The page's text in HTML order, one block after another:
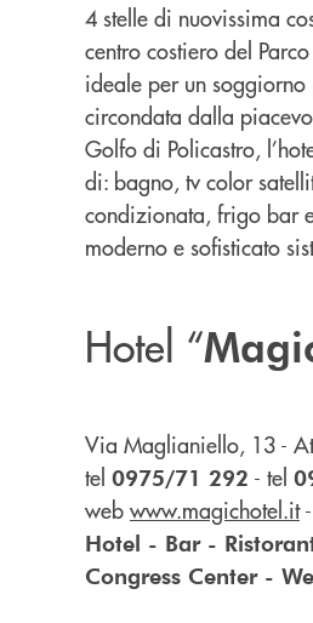
4 stelle di nuovissima
centro costiero del
ideale per un soggiorno
circondata dalla
Golfo di Policastro,
di: bagno, tv color
condizionata, frigo bar
moderno e sofisticato
Hotel “
Via Maglianiello, 13 -
tel 0975/71 292 - tel
web www.magichotel.it -
Hotel - Bar -
Congress Center -